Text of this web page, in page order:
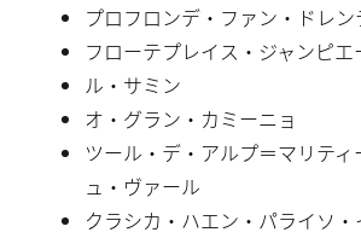
プロフロンデ・ファン・ドレン
フローテプレイス・ジャンピ
ル・サミン
オ・グラン・カミーニョ
ツール・デ・アルプ＝マリテ
ュ・ヴァール
クラシカ・ハエン・パライソ